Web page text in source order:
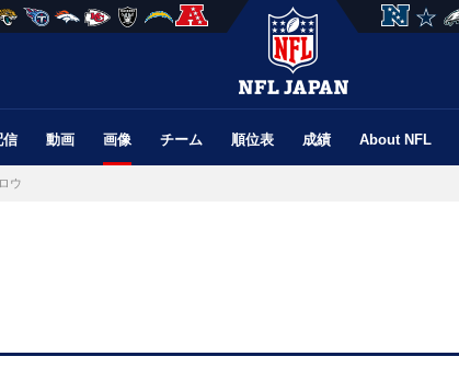
信 動画 画像 チーム 順位表 成績 About NFL
ウ